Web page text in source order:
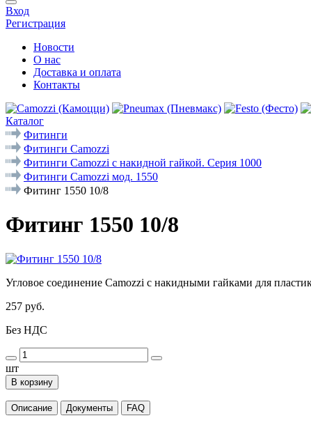
Вход
Регистрация
Новости
О нас
Доставка и оплата
Контакты
Каталог
Фитинги
Фитинги Camozzi
Фитинги Camozzi с накидной гайкой. Серия 1000
Фитинги Camozzi мод. 1550
Фитинг 1550 10/8
Фитинг 1550 10/8
Угловое соединение Camozzi с накидными гайками для
257 руб.
Без НДС
шт
В корзину
Описание Документы FAQ